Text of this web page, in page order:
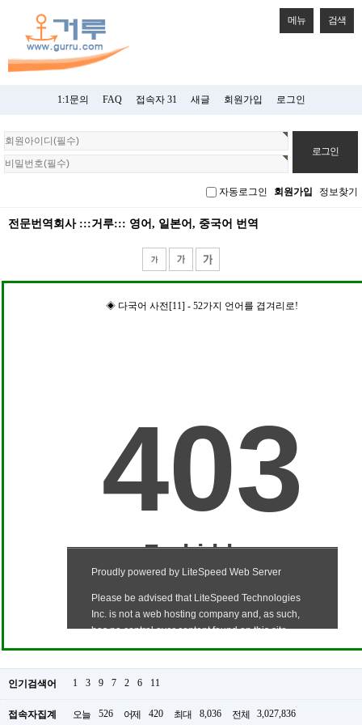
메뉴 검색
1:1문의 FAQ 접속자 31 새글 회원가입 로그인
회
원
로
자동로그인 회원가입 정보찾기
전문번역회사 :::거루::: 영어, 일본어, 중국어 번역
◈ 다국어 사전[11] - 52가지 언어를 겹겨리로!
인기검색어 1 3 9 7 2 6 11
접속자집계 오늘 526 어제 420 최대 8,036 전체 3,027,836